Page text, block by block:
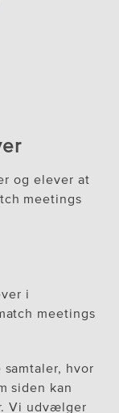
og elever at
meetings
i
meetings
hvor
siden kan
Vi udvælger